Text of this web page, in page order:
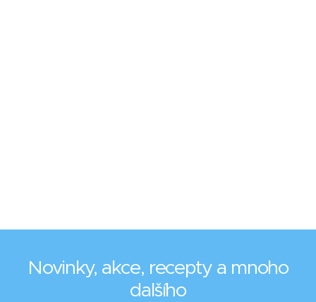
Novinky, akce, recepty a mnoho
dalšího